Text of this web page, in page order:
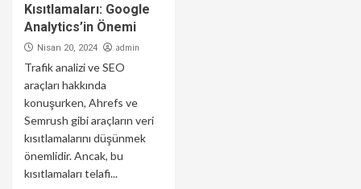
Kısıtlamaları: Google
Analytics’in Önemi
Nisan 20, 2024 admin
Trafik analizi ve SEO
araçları hakkında
konuşurken, Ahrefs ve
Semrush gibi araçların veri
kısıtlamalarını düşünmek
önemlidir. Ancak, bu
kısıtlamaları telafi...